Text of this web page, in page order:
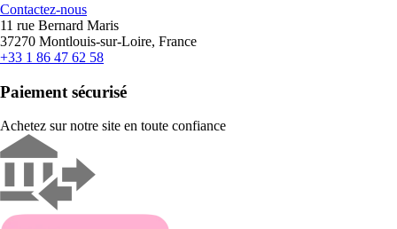
Contactez-nous
11 rue Bernard Maris
37270 Montlouis-sur-Loire, France
+33 1 86 47 62 58
Paiement sécurisé
Achetez sur notre site en toute confiance